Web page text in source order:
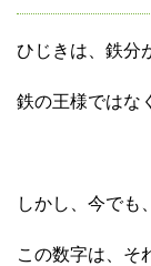
ひじきは、鉄分
鉄の王様ではな
しかし、今でも
この数字は、そ